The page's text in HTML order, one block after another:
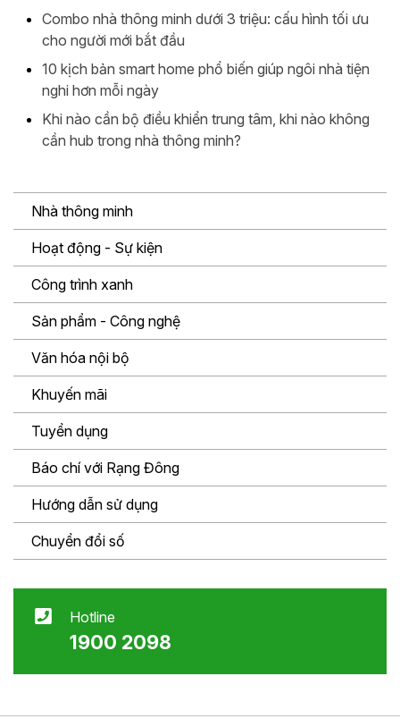
Combo nhà thông minh dưới 3 triệu: cấu hình tối ưu
cho người mới bắt đầu
10 kịch bản smart home phổ biến giúp ngôi nhà tiện
nghi hơn mỗi ngày
Khi nào cần bộ điều khiển trung tâm, khi nào không
cần hub trong nhà thông minh?
Nhà thông minh
Hoạt động - Sự kiện
Công trình xanh
Sản phẩm - Công nghệ
Văn hóa nội bộ
Khuyến mãi
Tuyển dụng
Báo chí với Rạng Đông
Hướng dẫn sử dụng
Chuyển đổi số
Hotline
1900 2098